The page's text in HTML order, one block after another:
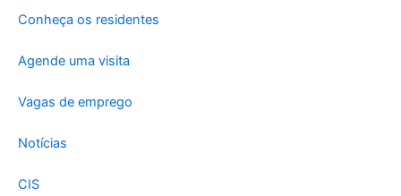
Conheça os residentes
Agende uma visita
Vagas de emprego
Notícias
CIS